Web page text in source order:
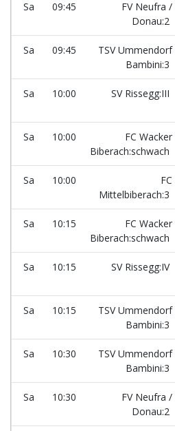
Sa 09:45
FV Neufra /
Donau:2
Sa 09:45
TSV Ummendorf
Bambini:3
Sa 10:00 SV Rissegg:III
Sa 10:00
FC Wacker
Biberach:schwach
Sa 10:00
FC
Mittelbiberach:3
Sa 10:15
FC Wacker
Biberach:schwach
Sa 10:15 SV Rissegg:IV
Sa 10:15
TSV Ummendorf
Bambini:3
Sa 10:30
TSV Ummendorf
Bambini:3
Sa 10:30
FV Neufra /
Donau:2